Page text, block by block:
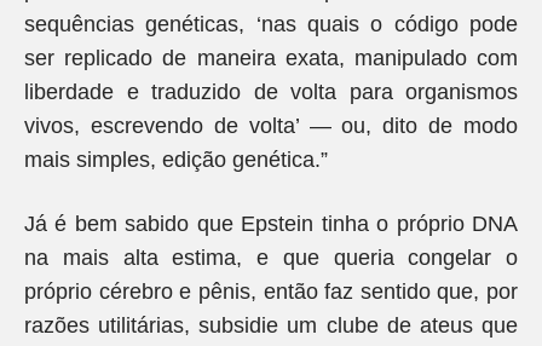
sequências genéticas, ‘nas quais o código pode
ser replicado de maneira exata, manipulado com
liberdade e traduzido de volta para organismos
vivos, escrevendo de volta’ — ou, dito de modo
mais simples, edição genética.”
Já é bem sabido que Epstein tinha o próprio DNA
na mais alta estima, e que queria congelar o
próprio cérebro e pênis, então faz sentido que, por
razões utilitárias, subsidie um clube de ateus que